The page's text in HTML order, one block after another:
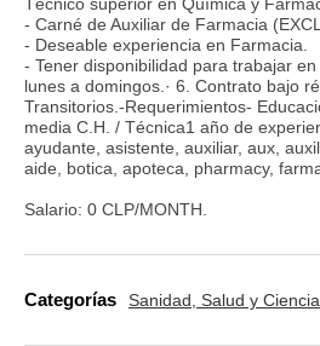
- Carné de Auxiliar de Farmacia
- Deseable experiencia en Farmacia.
- Tener disponibilidad para trabajar
lunes a domingos.· 6. Contrato bajo
Transitorios.-Requerimientos-
media C.H. / Técnica1 año de
ayudante, asistente, auxiliar, aux,
aide, botica, apoteca, pharmacy,
Salario: 0 CLP/MONTH.
Categorías Sanidad, Salud y Ciencia